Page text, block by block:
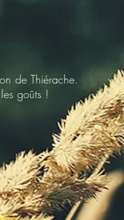
de Thiérache.
goûts !